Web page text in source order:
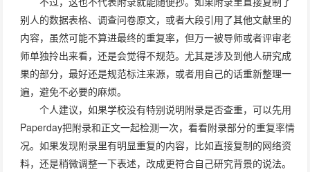
别人的数据表格、调查问卷原文，或者大段引用了其他文献里的
内容，虽然可能不算进最终的重复率，但万一被导师或者评审老
师单独拎出来看，还是会觉得不规范。尤其是涉及到他人研究成
果的部分，最好还是规范标注来源，或者用自己的话重新整理一
遍，避免不必要的麻烦。
个人建议，如果学校没有特别说明附录是否查重，可以先用
Paperday把附录和正文一起检测一次，看看附录部分的重复率情
况。如果发现附录里有明显重复的内容，比如直接复制的网络资
料，还是稍微调整一下表述，改成更符合自己研究背景的说法。